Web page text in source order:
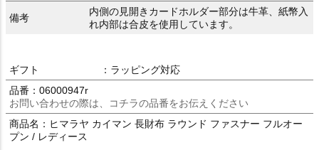
備考
内側の見開きカードホルダー部分は牛革、紙幣入
れ内部は合皮を使用しています。
ギフト
：ラッピング対応
品番：06000947r
お問い合わせの際は、コチラの品番をお伝えください
商品名：ヒマラヤ カイマン 長財布 ラウンド ファスナー フルオー
プン / レディース